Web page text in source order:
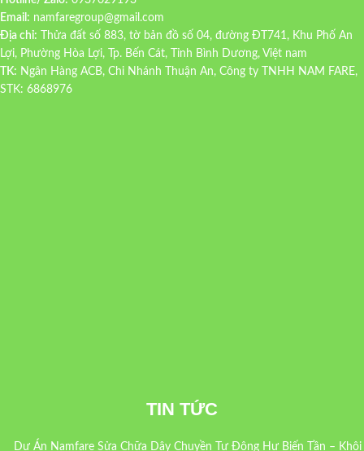
Email: namfaregroup@gmail.com
Địa chỉ: Thửa đất số 883, tờ bản đồ số 04, đường ĐT741, Khu Phố An
Lợi, Phường Hòa Lợi, Tp. Bến Cát, Tỉnh Bình Dương, Việt nam
TK: Ngân Hàng ACB, Chi Nhánh Thuận An, Công ty TNHH NAM FARE,
STK: 6868976
TIN TỨC
Dự Án Namfare Sửa Chữa Dây Chuyền Tự Động Hư Biến Tần – Khôi